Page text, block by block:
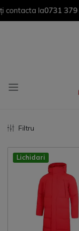
la0731 379 390
Filtru
Lichidari